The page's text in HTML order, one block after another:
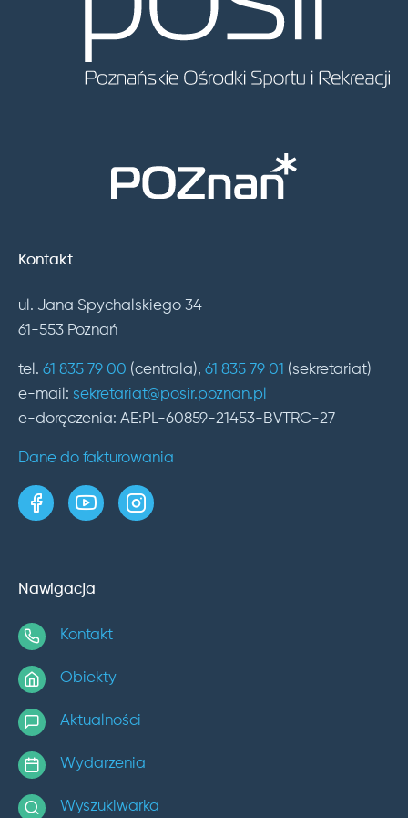
Kontakt
ul. Jana Spychalskiego 34
61-553 Poznań
tel. 61 835 79 00 (centrala), 61 835 79 01 (sekretariat)
e-mail: sekretariat@posir.poznan.pl
e-doręczenia: AE:PL-60859-21453-BVTRC-27
Dane do fakturowania
strona w serwisie Facebook
kanał w serwisie YouTube
profil w serwisie Instagram
Nawigacja
Kontakt
Obiekty
Aktualności
Wydarzenia
Wyszukiwarka